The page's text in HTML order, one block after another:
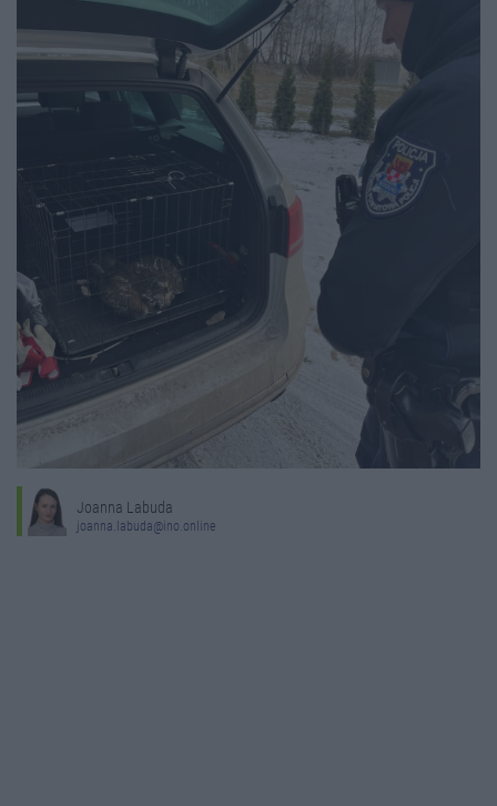
Joanna Labuda
joanna.labuda@ino.online